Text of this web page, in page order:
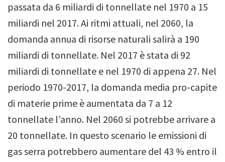
passata da 6 miliardi di tonnellate nel 1970 a 15
miliardi nel 2017.Ai ritmi attuali, nel 2060, la
domanda annua di risorse naturali salirà a 190
miliardi di tonnellate. Nel 2017 è stata di 92
miliardi di tonnellate e nel 1970 di appena 27. Nel
periodo 1970-2017, la domanda media pro-capite
di materie prime è aumentata da 7 a 12
tonnellate l’anno. Nel 2060 si potrebbe arrivare a
20 tonnellate. In questo scenario le emissioni di
gas serra potrebbero aumentare del 43 % entro il